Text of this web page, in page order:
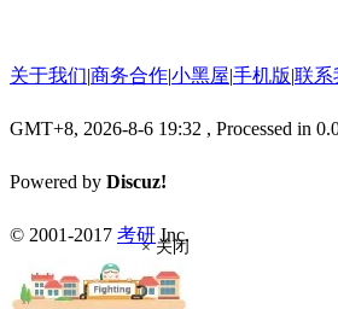
关于我们|商务合作|小黑屋|手机版|联系
GMT+8, 2026-8-6 19:32 , Processed in
Powered by Discuz!
© 2001-2017 考研Inc.
× 关闭